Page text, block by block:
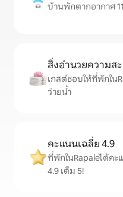
บ้านพักตากอากาศ
สิ่งอำนวยความส
เกสต์ชอบให้ที่พักใน
ว่ายน้ำ
คะแนนเฉลี่ย 4.9
ที่พักในRapaleได้ค
4.9 เต็ม 5!